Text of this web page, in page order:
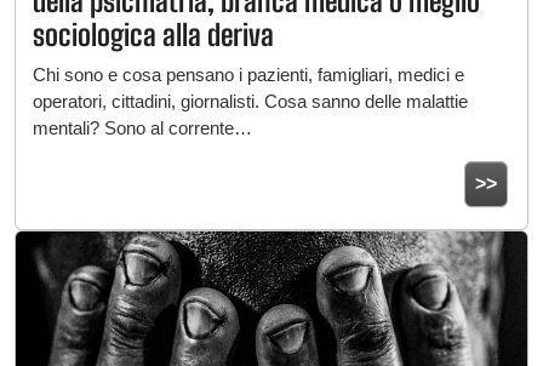
sociologica alla deriva
Chi sono e cosa pensano i pazienti, famigliari, medici e
operatori, cittadini, giornalisti. Cosa sanno delle malattie
mentali? Sono al corrente…
>>